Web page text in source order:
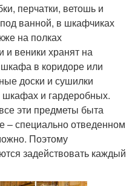
перчатки, ветошь и
ванной, в шкафчиках
на полках
и веники хранят на
в коридоре или
доски и сушилки
и гардеробных.
эти предметы быта
– специально отведенном
Поэтому
задействовать каждый